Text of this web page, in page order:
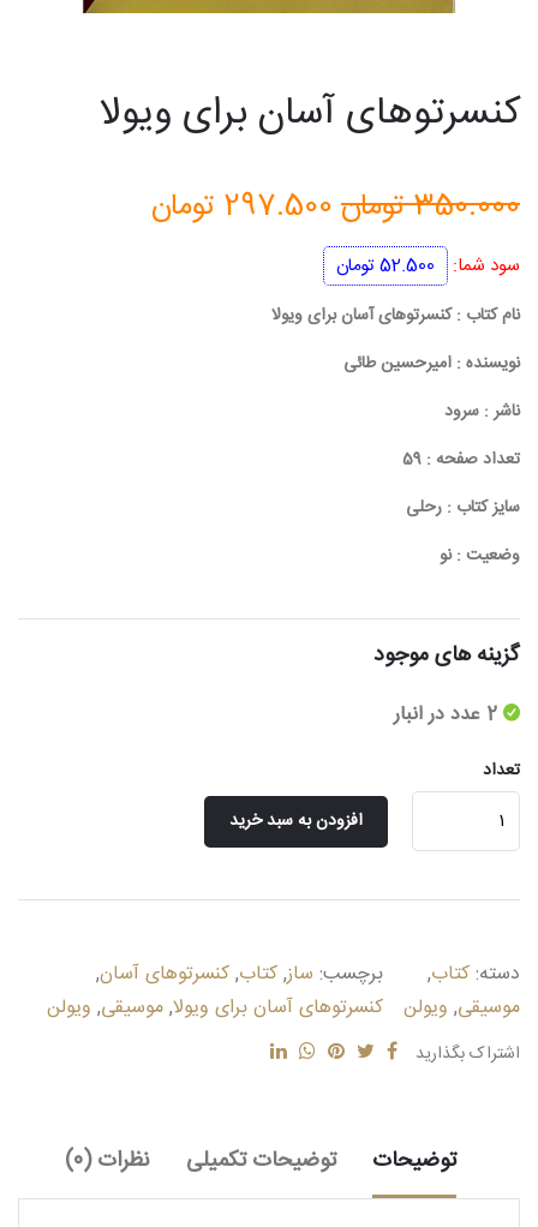
کنسرتوهای آسان برای ویولا
350.000تومانقیمت
اصلی
297.500 تومان
سود شما: 52.500تومان
نام کتاب : کنسرتوهای آسان برای ویولا
نویسنده : امیرحسین طائی
ناشر : سرود
تعداد صفحه : 59
سایز کتاب : رحلی
وضعیت : نو
گزینه های موجود
تعداد
کنسرتوهای
آسان
افزودن به سبد خرید
دسته:کتاب,
موسیقی, ویولن
برچسب: ساز,کتاب,کنسرتوهای آسان,
کنسرتوهای آسان برای ویولا,موسیقی, ویولن
اشتراک بگذارید
توضیحات توضیحات تکمیلی نظرات (0)